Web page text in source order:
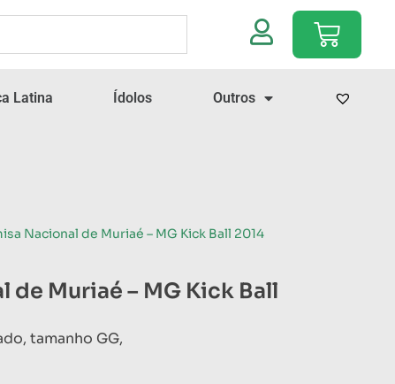
Latina Ídolos Outros
Nacional de Muriaé – MG Kick Ball 2014
de Muriaé – MG Kick Ball
tamanho GG,